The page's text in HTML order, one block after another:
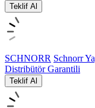
Teklif Al
SCHNORR Schnorr
Distribütör Garantili
Teklif Al